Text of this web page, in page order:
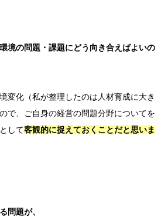
境の問題・課題にどう向き合えばよいの
変化（私が整理したのは人材育成に大き
で、ご自身の経営の問題分野についてを
して客観的に捉えておくことだと思いま
問題が、